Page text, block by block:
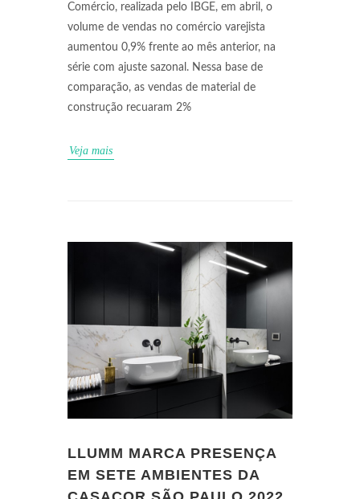
Comércio, realizada pelo IBGE, em abril, o
volume de vendas no comércio varejista
aumentou 0,9% frente ao mês anterior, na
série com ajuste sazonal. Nessa base de
comparação, as vendas de material de
construção recuaram 2%
Veja mais
LLUMM MARCA PRESENÇA
EM SETE AMBIENTES DA